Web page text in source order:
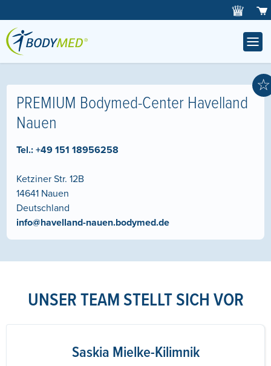
☆
PREMIUM Bodymed-Center Havelland
Nauen
Tel.:+49 151 18956258
Ketziner Str. 12B
14641 Nauen
Deutschland
info@havelland-nauen.bodymed.de
UNSER TEAM STELLT SICH VOR
Saskia Mielke-Kilimnik